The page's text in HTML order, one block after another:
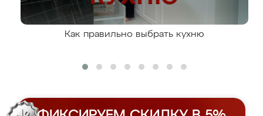
Как правильно выбрать кухню